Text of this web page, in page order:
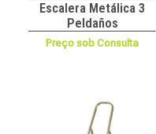
Escalera Metálica 3
Peldaños
Preço sob Consulta